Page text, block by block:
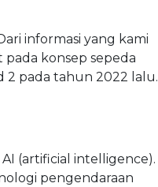
informasi yang kami
konsep sepeda
2 pada tahun 2022 lalu.
(artificial intelligence).
pengendaraan